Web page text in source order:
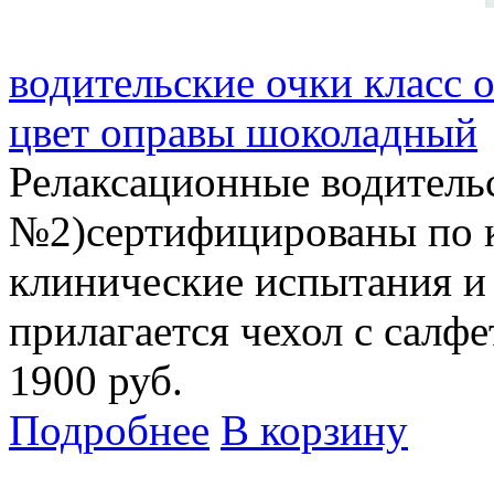
водительские очки
цвет оправы шоколадный
Релаксационные
№2)сертифицированы по
клинические испытания
прилагается чехол с
1900 руб.
Подробнее В корзину